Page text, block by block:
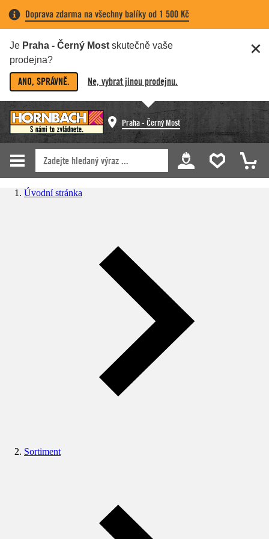
Doprava zdarma na všechny balíky od 1 500 Kč
Je Praha - Černý Most skutečně vaše
prodejna?
ANO, SPRÁVNĚ. Ne, vybrat jinou prodejnu.
Praha - Černý Most
Úvodní stránka
Sortiment